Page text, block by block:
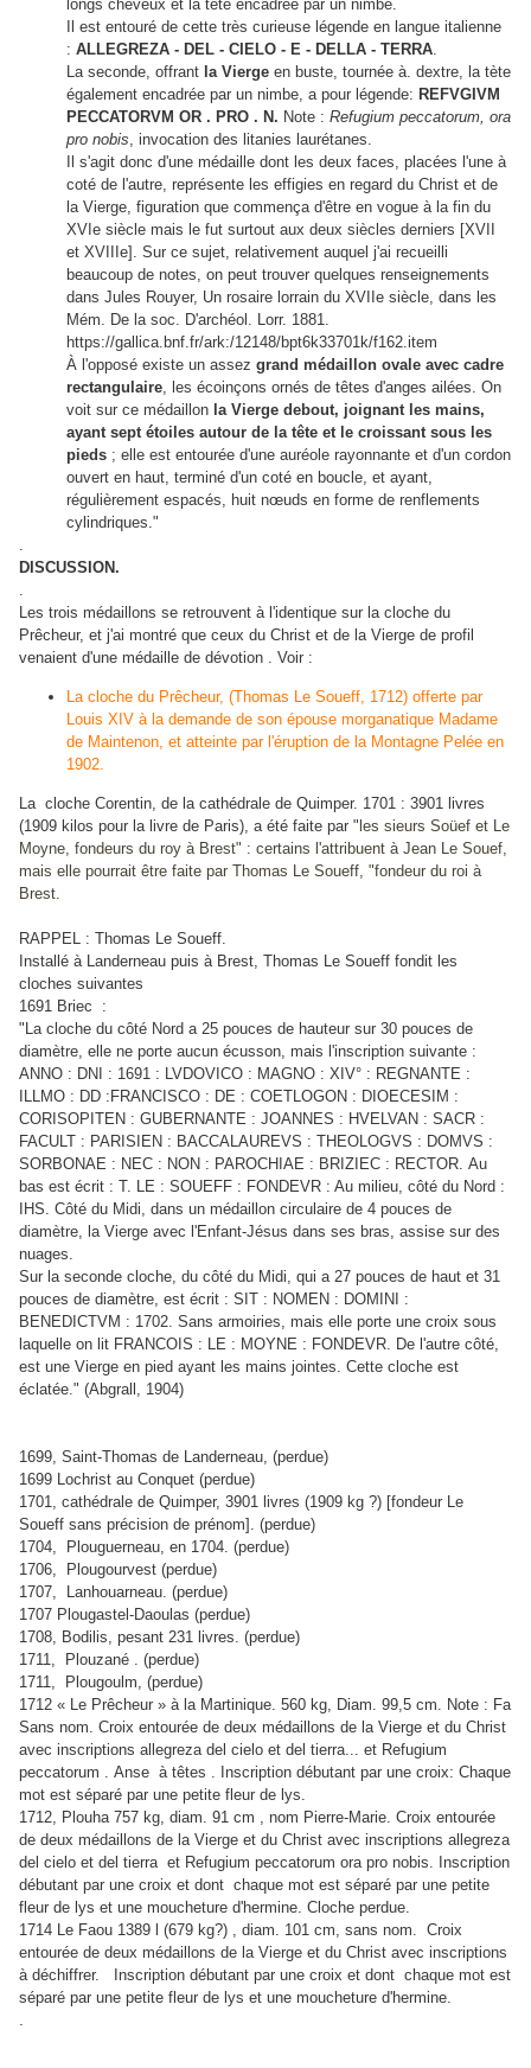
longs cheveux et la tête encadrée par un nimbe.
Il est entouré de cette très curieuse légende en langue italienne
: ALLEGREZA - DEL - CIELO - E - DELLA - TERRA.
La seconde, offrant la Vierge en buste, tournée à. dextre, la tète
également encadrée par un nimbe, a pour légende: REFVGIVM
PECCATORVM OR . PRO . N. Note : Refugium peccatorum, ora
pro nobis, invocation des litanies laurétanes.
Il s'agit donc d'une médaille dont les deux faces, placées l'une à
coté de l'autre, représente les effigies en regard du Christ et de
la Vierge, figuration que commença d'être en vogue à la fin du
XVIe siècle mais le fut surtout aux deux siècles derniers [XVII
et XVIIIe]. Sur ce sujet, relativement auquel j'ai recueilli
beaucoup de notes, on peut trouver quelques renseignements
dans Jules Rouyer, Un rosaire lorrain du XVIIe siècle, dans les
Mém. De la soc. D'archéol. Lorr. 1881.
https://gallica.bnf.fr/ark:/12148/bpt6k33701k/f162.item
À l'opposé existe un assez grand médaillon ovale avec cadre
rectangulaire, les écoinçons ornés de têtes d'anges ailées. On
voit sur ce médaillon la Vierge debout, joignant les mains,
ayant sept étoiles autour de la tête et le croissant sous les
pieds ; elle est entourée d'une auréole rayonnante et d'un cordon
ouvert en haut, terminé d'un coté en boucle, et ayant,
régulièrement espacés, huit nœuds en forme de renflements
cylindriques."
.
DISCUSSION.
.
Les trois médaillons se retrouvent à l'identique sur la cloche du
Prêcheur, et j'ai montré que ceux du Christ et de la Vierge de profil
venaient d'une médaille de dévotion . Voir :
La cloche du Prêcheur, (Thomas Le Soueff, 1712) offerte par
Louis XIV à la demande de son épouse morganatique Madame
de Maintenon, et atteinte par l'éruption de la Montagne Pelée en
1902.
La cloche Corentin, de la cathédrale de Quimper. 1701 : 3901 livres
(1909 kilos pour la livre de Paris), a été faite par " les sieurs Soüef et Le
Moyne, fondeurs du roy à Brest" : certains l'attribuent à Jean Le Souef,
mais elle pourrait être faite par Thomas Le Soueff, "fondeur du roi à
Brest.
RAPPEL : Thomas Le Soueff.
Installé à Landerneau puis à Brest, Thomas Le Soueff fondit les
cloches suivantes
1691 Briec :
"La cloche du côté Nord a 25 pouces de hauteur sur 30 pouces de
diamètre, elle ne porte aucun écusson, mais l'inscription suivante :
ANNO : DNI : 1691 : LVDOVICO : MAGNO : XIV° : REGNANTE :
ILLMO : DD :FRANCISCO : DE : COETLOGON : DIOECESIM :
CORISOPITEN : GUBERNANTE : JOANNES : HVELVAN : SACR :
FACULT : PARISIEN : BACCALAUREVS : THEOLOGVS : DOMVS :
SORBONAE : NEC : NON : PAROCHIAE : BRIZIEC : RECTOR. Au
bas est écrit : T. LE : SOUEFF : FONDEVR : Au milieu, côté du Nord :
IHS. Côté du Midi, dans un médaillon circulaire de 4 pouces de
diamètre, la Vierge avec l'Enfant-Jésus dans ses bras, assise sur des
nuages.
Sur la seconde cloche, du côté du Midi, qui a 27 pouces de haut et 31
pouces de diamètre, est écrit : SIT : NOMEN : DOMINI :
BENEDICTVM : 1702. Sans armoiries, mais elle porte une croix sous
laquelle on lit FRANCOIS : LE : MOYNE : FONDEVR. De l'autre côté,
est une Vierge en pied ayant les mains jointes. Cette cloche est
éclatée." (Abgrall, 1904)
1699, Saint-Thomas de Landerneau, (perdue)
1699 Lochrist au Conquet (perdue)
1701, cathédrale de Quimper, 3901 livres (1909 kg ?) [fondeur Le
Soueff sans précision de prénom]. (perdue)
1704, Plouguerneau, en 1704. (perdue)
1706, Plougourvest (perdue)
1707, Lanhouarneau. (perdue)
1707 Plougastel-Daoulas (perdue)
1708, Bodilis, pesant 231 livres. (perdue)
1711, Plouzané . (perdue)
1711, Plougoulm, (perdue)
1712 « Le Prêcheur » à la Martinique. 560 kg, Diam. 99,5 cm. Note : Fa
Sans nom. Croix entourée de deux médaillons de la Vierge et du Christ
avec inscriptions allegreza del cielo et del tierra... et Refugium
peccatorum . Anse à têtes . Inscription débutant par une croix: Chaque
mot est séparé par une petite fleur de lys.
1712, Plouha 757 kg, diam. 91 cm , nom Pierre-Marie. Croix entourée
de deux médaillons de la Vierge et du Christ avec inscriptions allegreza
del cielo et del tierra et Refugium peccatorum ora pro nobis. Inscription
débutant par une croix et dont chaque mot est séparé par une petite
fleur de lys et une moucheture d'hermine. Cloche perdue.
1714 Le Faou 1389 l (679 kg?) , diam. 101 cm, sans nom. Croix
entourée de deux médaillons de la Vierge et du Christ avec inscriptions
à déchiffrer. Inscription débutant par une croix et dont chaque mot est
séparé par une petite fleur de lys et une moucheture d'hermine.